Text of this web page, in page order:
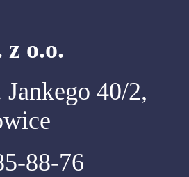
o.o.
Jankego 40/2,
88-76